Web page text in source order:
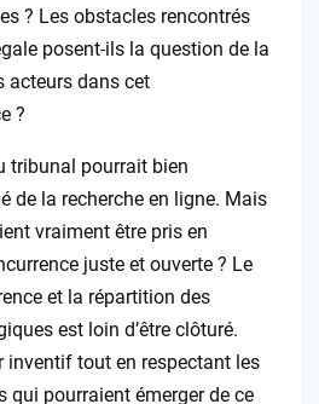
? Les obstacles rencontrés
posent-ils la question de la
acteurs dans cet
?
tribunal pourrait bien
de la recherche en ligne. Mais
vraiment être pris en
juste et ouverte ? Le
et la répartition des
est loin d’être clôturé.
inventif tout en respectant les
qui pourraient émerger de ce